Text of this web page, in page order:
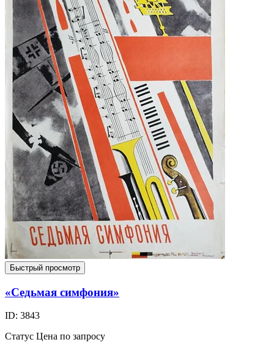
Быстрый просмотр
«Седьмая симфония»
ID: 3843
Статус Цена по запросу